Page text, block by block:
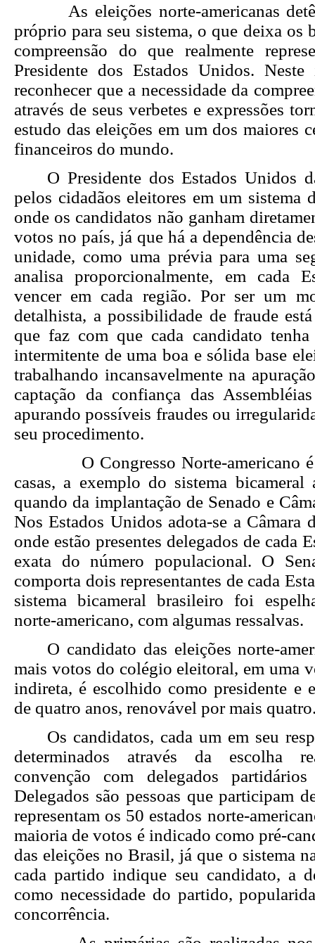
As eleições norte-americanas
próprio para seu sistema, o que deixa os
compreensão do que realmente
Presidente dos Estados Unidos.
reconhecer que a necessidade da
através de seus verbetes e expressões
estudo das eleições em um dos maiores
financeiros do mundo.
O Presidente dos Estados Unidos
pelos cidadãos eleitores em um sistema
onde os candidatos não ganham
votos no país, já que há a dependência
unidade, como uma prévia para uma
analisa proporcionalmente, em cada
vencer em cada região. Por ser um
detalhista, a possibilidade de fraude
que faz com que cada candidato
intermitente de uma boa e sólida base
trabalhando incansavelmente na
captação da confiança das
apurando possíveis fraudes ou
seu procedimento.
O Congresso Norte-americano é
casas, a exemplo do sistema
quando da implantação de Senado e
Nos Estados Unidos adota-se a Câmara
onde estão presentes delegados de cada
exata do número populacional. O
comporta dois representantes de cada
sistema bicameral brasileiro foi
norte-americano, com algumas ressalvas.
O candidato das eleições norte-
mais votos do colégio eleitoral, em uma
indireta, é escolhido como presidente e
de quatro anos, renovável por mais
Os candidatos, cada um em seu
determinados através da escolha
convenção com delegados
Delegados são pessoas que participam
representam os 50 estados norte-
maioria de votos é indicado como pré-
das eleições no Brasil, já que o sistema
cada partido indique seu candidato, a
como necessidade do partido,
concorrência.